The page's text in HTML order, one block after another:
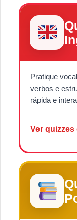
Pratique
verbos e
rápida e
Ver quizzes